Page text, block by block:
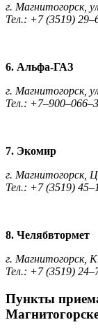
г. Магнитогорск,
Тел.: +7 (3519)
6. Альфа-ГАЗ
г. Магнитогорск,
Тел.:
7. Экомир
г. Магнитогорск,
Тел.: +7 (3519)
8. Челябвтормет
г. Магнитогорск,
Тел.: +7 (3519)
Пункты